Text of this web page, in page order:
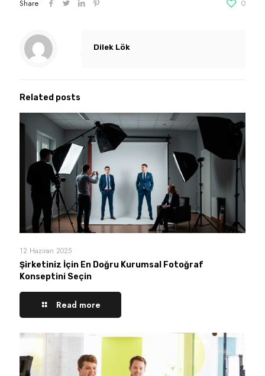
Share 0
Dilek Lök
Related posts
12 Haziran 2025
Şirketiniz İçin En Doğru Kurumsal Fotoğraf
Konseptini Seçin
Read more